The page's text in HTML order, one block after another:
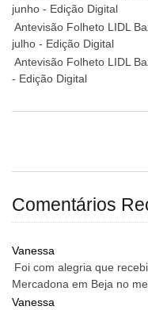
junho - Edição Digital
Antevisão Folheto LIDL
julho - Edição Digital
Antevisão Folheto LIDL
- Edição Digital
Comentários
Vanessa
Foi com alegria que
Mercadona em Beja no
Vanessa